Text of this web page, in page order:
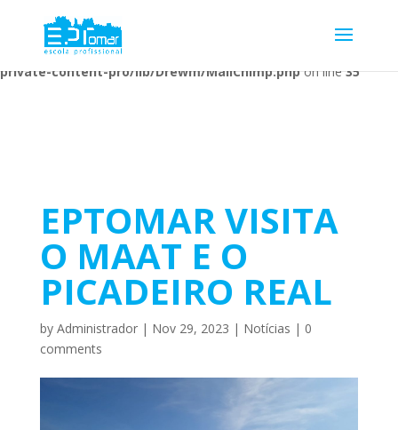
Warning: Undefined array key 1 in
/home/escolaprofission/public_html/wp-content/plugins/wp-
private-content-pro/lib/Drewm/MailChimp.phpon line35
EPTOMAR VISITA
O MAAT E O
PICADEIRO REAL
by Administrador| Nov 29, 2023 | Notícias | 0
comments